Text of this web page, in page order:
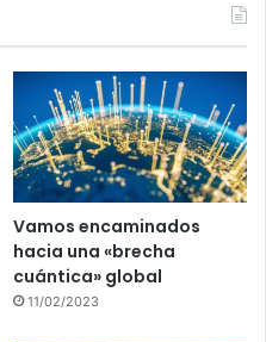
Vamos encaminados
hacia una «brecha
cuántica» global
11/02/2023